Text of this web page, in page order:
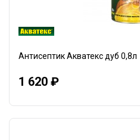
Антисептик Акватекс дуб 0,8л
1 620 ₽